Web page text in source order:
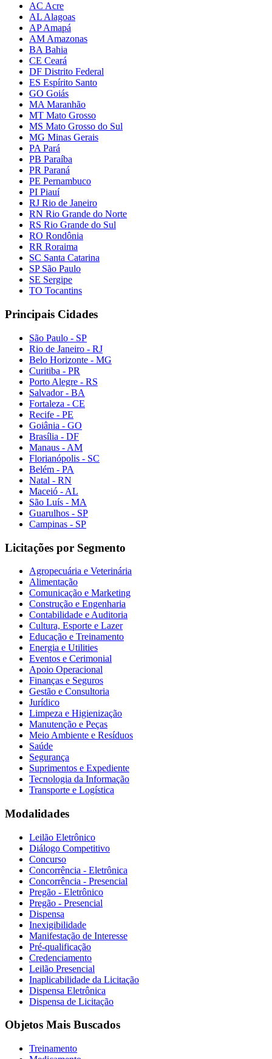
AC Acre
AL Alagoas
AP Amapá
AM Amazonas
BA Bahia
CE Ceará
DF Distrito Federal
ES Espírito Santo
GO Goiás
MA Maranhão
MT Mato Grosso
MS Mato Grosso do Sul
MG Minas Gerais
PA Pará
PB Paraíba
PR Paraná
PE Pernambuco
PI Piauí
RJ Rio de Janeiro
RN Rio Grande do Norte
RS Rio Grande do Sul
RO Rondônia
RR Roraima
SC Santa Catarina
SP São Paulo
SE Sergipe
TO Tocantins
Principais Cidades
São Paulo - SP
Rio de Janeiro - RJ
Belo Horizonte - MG
Curitiba - PR
Porto Alegre - RS
Salvador - BA
Fortaleza - CE
Recife - PE
Goiânia - GO
Brasília - DF
Manaus - AM
Florianópolis - SC
Belém - PA
Natal - RN
Maceió - AL
São Luís - MA
Guarulhos - SP
Campinas - SP
Licitações por Segmento
Agropecuária e Veterinária
Alimentação
Comunicação e Marketing
Construção e Engenharia
Contabilidade e Auditoria
Cultura, Esporte e Lazer
Educação e Treinamento
Energia e Utilities
Eventos e Cerimonial
Apoio Operacional
Finanças e Seguros
Gestão e Consultoria
Jurídico
Limpeza e Higienização
Manutenção e Peças
Meio Ambiente e Resíduos
Saúde
Segurança
Suprimentos e Expediente
Tecnologia da Informação
Transporte e Logística
Modalidades
Leilão Eletrônico
Diálogo Competitivo
Concurso
Concorrência - Eletrônica
Concorrência - Presencial
Pregão - Eletrônico
Pregão - Presencial
Dispensa
Inexigibilidade
Manifestação de Interesse
Pré-qualificação
Credenciamento
Leilão Presencial
Inaplicabilidade da Licitação
Dispensa Eletrônica
Dispensa de Licitação
Objetos Mais Buscados
Treinamento